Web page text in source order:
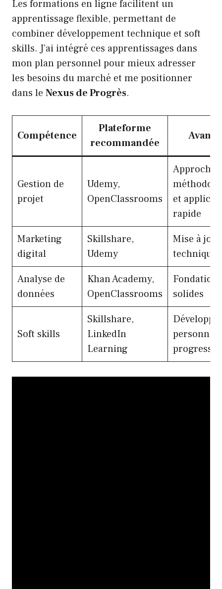
Les formations en ligne facilitent un
apprentissage flexible, permettant de
combiner développement technique et soft
skills. J’ai intégré ces apprentissages dans
mon plan personnel pour mieux adresser
les besoins du marché et me positionner
dans le Nexus de Progrès.
Compétence
Plateforme
recommandée
Gestion de
projet
Udemy,
OpenClassrooms
Approche
et
rapide
Marketing
digital
Skillshare,
Udemy
Mise à
techniques
Analyse de
données
Khan Academy,
OpenClassrooms
Fondations
solides
Soft skills
Skillshare,
LinkedIn
Learning
personnel
progressif